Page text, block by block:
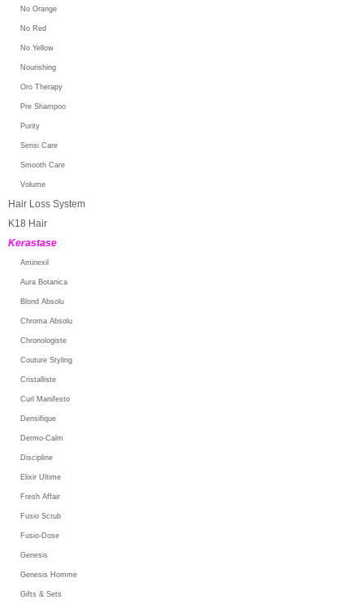
No Orange
No Red
No Yellow
Nourishing
Oro Therapy
Pre Shampoo
Purity
Sensi Care
Smooth Care
Volume
Hair Loss System
K18 Hair
Kerastase
Aminexil
Aura Botanica
Blond Absolu
Chroma Absolu
Chronologiste
Couture Styling
Cristalliste
Curl Manifesto
Densifique
Dermo-Calm
Discipline
Elixir Ultime
Fresh Affair
Fusio Scrub
Fusio-Dose
Genesis
Genesis Homme
Gifts & Sets